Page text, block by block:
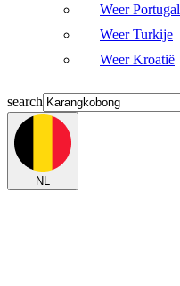
Weer Portugal
Weer Turkije
Weer Kroatië
search
NL